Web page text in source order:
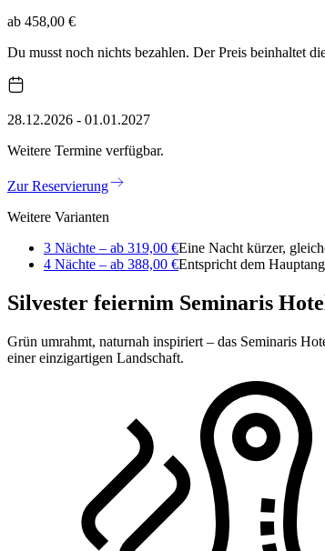
ab 458,00 €
Du musst noch nichts bezahlen. Der Preis beinhaltet
28.12.2026 - 01.01.2027
Weitere Termine verfügbar.
Zur Reservierung
Weitere Varianten
3 Nächte – ab 319,00 €Eine Nacht kürzer,
4 Nächte – ab 388,00 €Entspricht dem
Silvester feiernim Seminaris
Grün umrahmt, naturnah inspiriert – das Seminaris
einer einzigartigen Landschaft.